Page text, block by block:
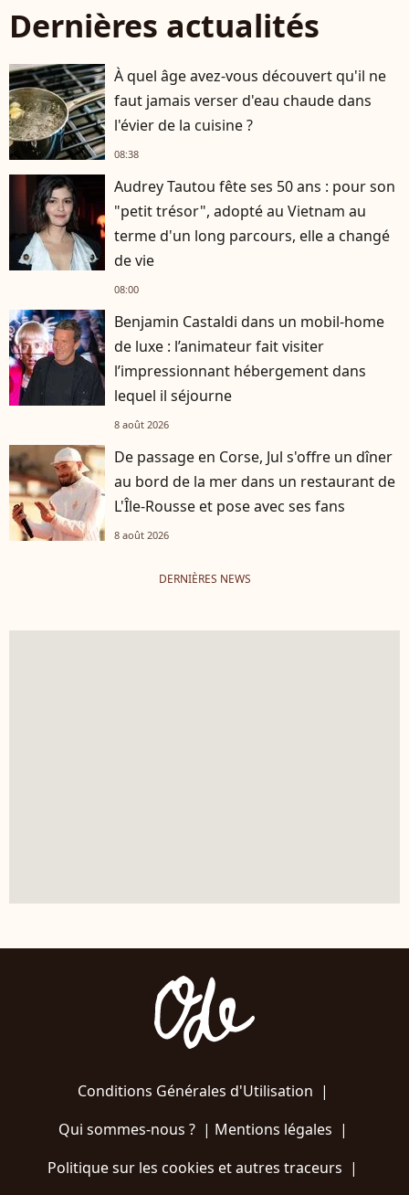
Dernières actualités
À quel âge avez-vous découvert qu'il ne
faut jamais verser d'eau chaude dans
l'évier de la cuisine ?
08:38
Audrey Tautou fête ses 50 ans : pour son
"petit trésor", adopté au Vietnam au
terme d'un long parcours, elle a changé
de vie
08:00
Benjamin Castaldi dans un mobil-home
de luxe : l’animateur fait visiter
l’impressionnant hébergement dans
lequel il séjourne
8 août 2026
De passage en Corse, Jul s'offre un dîner
au bord de la mer dans un restaurant de
L'Île-Rousse et pose avec ses fans
8 août 2026
DERNIÈRES NEWS
Conditions Générales d'Utilisation |
Qui sommes-nous ?| Mentions légales |
Politique sur les cookies et autres traceurs |